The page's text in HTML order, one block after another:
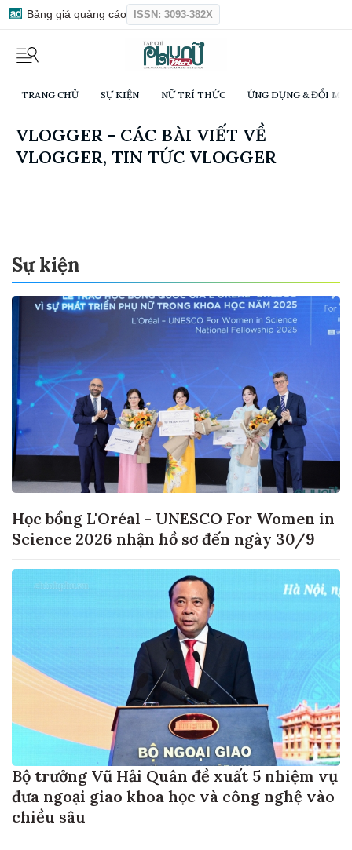
Bảng giá quảng cáo ISSN: 3093-382X
TRANG CHỦ SỰ KIỆN NỮ TRÍ THỨC ỨNG DỤNG & ĐỔI
VLOGGER - CÁC BÀI VIẾT VỀ
VLOGGER, TIN TỨC VLOGGER
Sự kiện
Học bổng L'Oréal - UNESCO For Women in
Science 2026 nhận hồ sơ đến ngày 30/9
Bộ trưởng Vũ Hải Quân đề xuất 5 nhiệm vụ
đưa ngoại giao khoa học và công nghệ vào
chiều sâu